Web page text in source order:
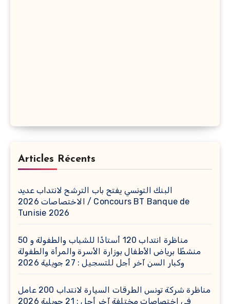
Articles Récents
البنك التونسي يفتح باب الترشح لانتداب عديد
الاختصاصات 2026 / Concours BT Banque de
Tunisie 2026
مناظرة انتداب 120 أستاذًا للشباب والطفولة و 50
منشطًا برياض الأطفال بوزارة الأسرة والمرأة والطفولة
وكبار السن آخر أجل للتسجيل : 27 جويلية 2026
مناظرة شركة تونس الطرقات السيارة لانتداب 200 عامل
في اختصاصات مختلفة آخر أجل : 21 جويلية 2026